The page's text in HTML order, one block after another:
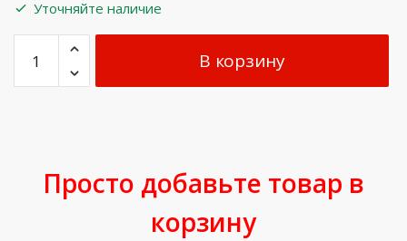
Уточняйте наличие
В корзину
Просто добавьте товар в
корзину